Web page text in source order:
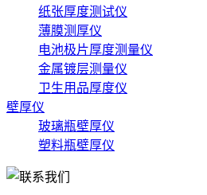
纸张厚度测试仪
薄膜测厚仪
电池极片厚度测量仪
金属镀层测量仪
卫生用品厚度仪
壁厚仪
玻璃瓶壁厚仪
塑料瓶壁厚仪